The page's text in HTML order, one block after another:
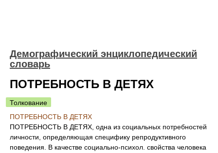
Демографический энциклопедический
словарь
ПОТРЕБНОСТЬ В ДЕТЯХ
Толкование
ПОТРЕБНОСТЬ В ДЕТЯХ
ПОТРЕБНОСТЬ В ДЕТЯХ, одна из социальных потребностей
личности, определяющая специфику репродуктивного
поведения. В качестве социально-психол. свойства человека